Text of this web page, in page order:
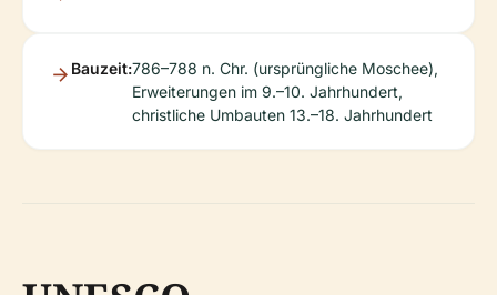
Bauzeit:786–788 n. Chr. (ursprüngliche Moschee),
Erweiterungen im 9.–10. Jahrhundert,
christliche Umbauten 13.–18. Jahrhundert